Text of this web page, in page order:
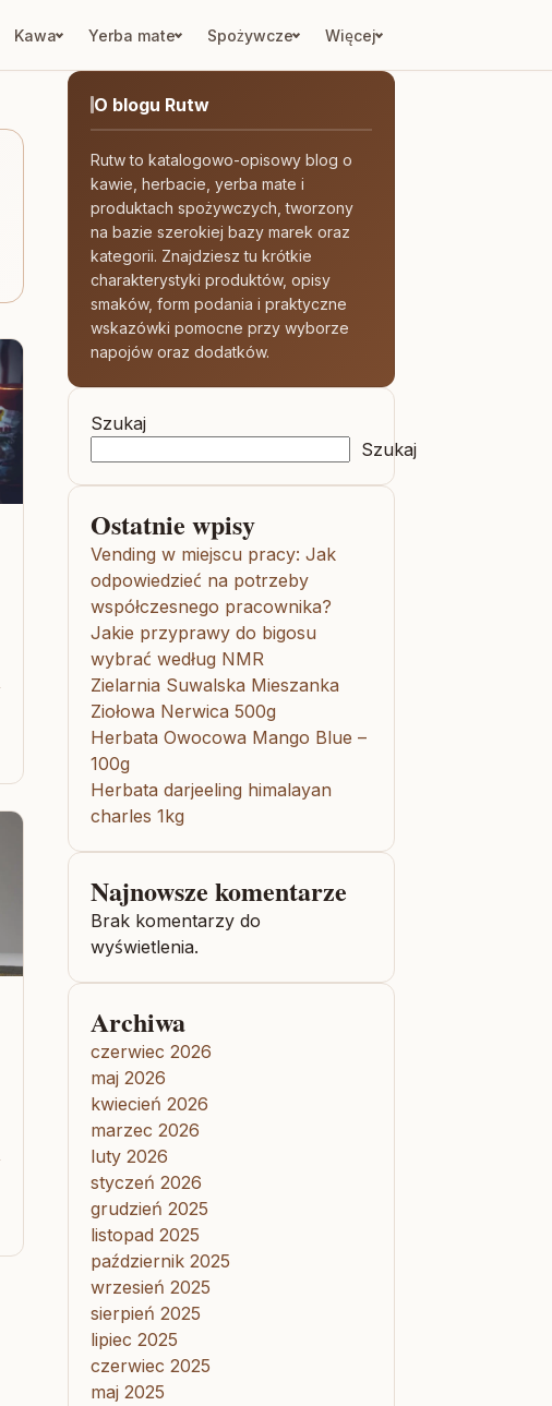
Kawa Yerba mate Spożywcze Więcej
O blogu Rutw
Rutw to katalogowo-opisowy blog o
kawie, herbacie, yerba mate i
produktach spożywczych, tworzony
na bazie szerokiej bazy marek oraz
kategorii. Znajdziesz tu krótkie
charakterystyki produktów, opisy
smaków, form podania i praktyczne
wskazówki pomocne przy wyborze
napojów oraz dodatków.
Szukaj
Szukaj
Ostatnie wpisy
Vending w miejscu pracy: Jak
odpowiedzieć na potrzeby
współczesnego pracownika?
Jakie przyprawy do bigosu
wybrać według NMR
Zielarnia Suwalska Mieszanka
Ziołowa Nerwica 500g
Herbata Owocowa Mango Blue –
100g
Herbata darjeeling himalayan
charles 1kg
Najnowsze komentarze
Brak komentarzy do
wyświetlenia.
Archiwa
czerwiec 2026
maj 2026
kwiecień 2026
marzec 2026
luty 2026
styczeń 2026
grudzień 2025
listopad 2025
październik 2025
wrzesień 2025
sierpień 2025
lipiec 2025
czerwiec 2025
maj 2025